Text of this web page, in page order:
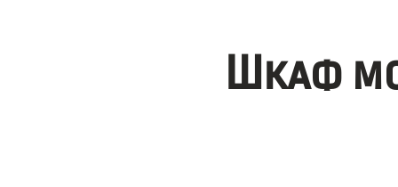
Шкаф